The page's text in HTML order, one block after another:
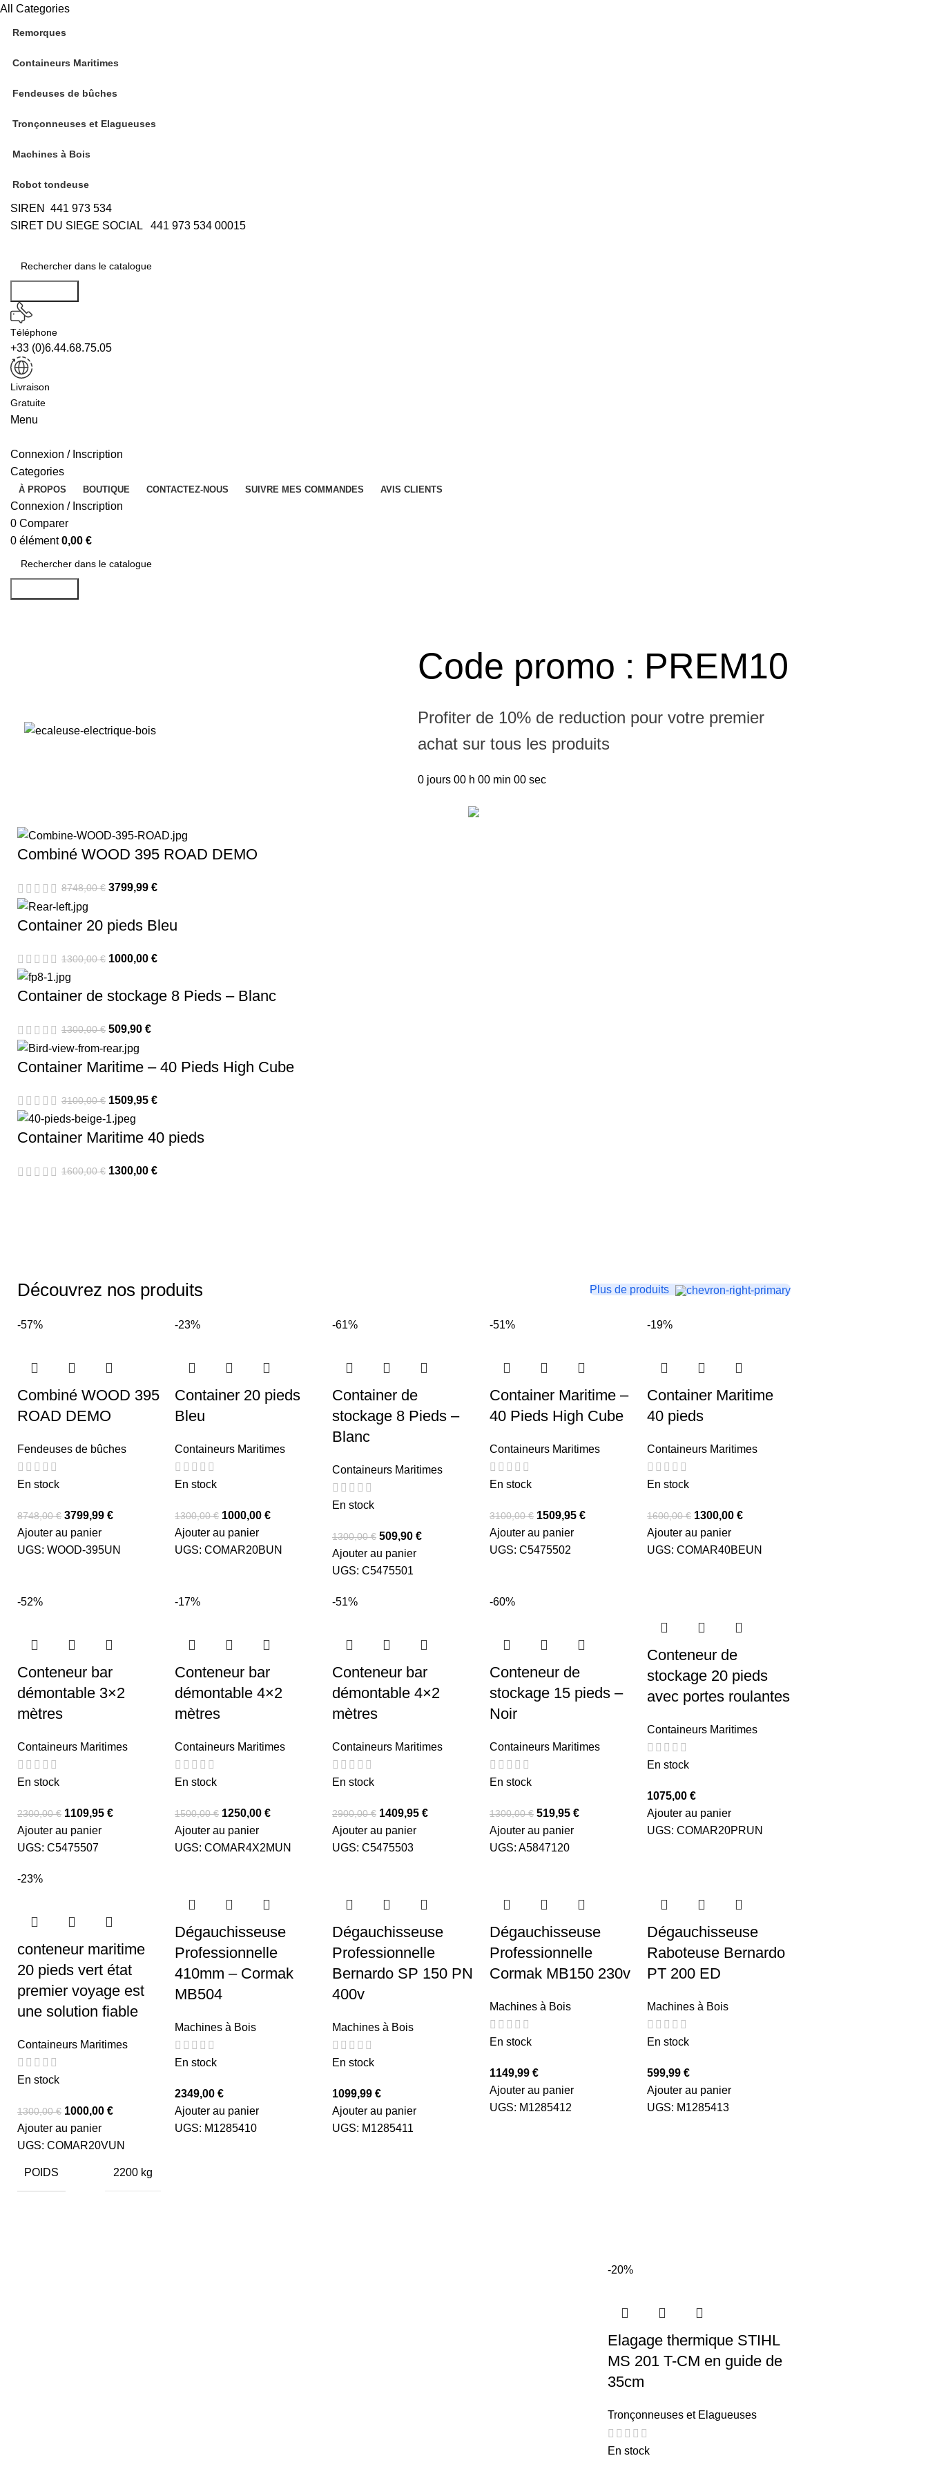
All Categories
Remorques
Containeurs Maritimes
Fendeuses de bûches
Tronçonneuses et Elagueuses
Machines à Bois
Robot tondeuse
SIREN 441 973 534
SIRET DU SIEGE SOCIAL 441 973 534 00015
Téléphone
+33 (0)6.44.68.75.05
Livraison
Gratuite
Menu
Connexion / Inscription
Categories
À PROPOS BOUTIQUE CONTACTEZ-NOUS SUIVRE MES COMMANDES AVIS CLIENTS
Connexion / Inscription
0 Comparer
0 élément 0,00 €
Code promo : PREM10
Profiter de 10% de reduction pour votre premier
achat sur tous les produits
0 jours00 h00 min00sec
Combiné WOOD 395 ROAD DEMO
8748,00€ 3799,99€
Container 20 pieds Bleu
1300,00€ 1000,00€
Container de stockage 8 Pieds – Blanc
1300,00€ 509,90€
Container Maritime – 40 Pieds High Cube
3100,00€ 1509,95€
Container Maritime 40 pieds
1600,00€ 1300,00€
Découvrez nos produits Plus de produits
-57%
Combiné WOOD 395
ROAD DEMO
Fendeuses de bûches
En stock
8748,00€ 3799,99 €
Ajouter au panier
UGS: WOOD-395UN
-23%
Container 20 pieds
Bleu
Containeurs Maritimes
En stock
1300,00€ 1000,00 €
Ajouter au panier
UGS: COMAR20BUN
-61%
Container de
stockage 8 Pieds –
Blanc
Containeurs Maritimes
En stock
1300,00€ 509,90 €
Ajouter au panier
UGS: C5475501
-51%
Container Maritime –
40 Pieds High Cube
Containeurs Maritimes
En stock
3100,00€ 1509,95 €
Ajouter au panier
UGS: C5475502
-19%
Container Maritime
40 pieds
Containeurs Maritimes
En stock
1600,00€ 1300,00 €
Ajouter au panier
UGS: COMAR40BEUN
-52%
Conteneur bar
démontable 3×2
mètres
Containeurs Maritimes
En stock
2300,00€ 1109,95 €
Ajouter au panier
UGS: C5475507
-17%
Conteneur bar
démontable 4×2
mètres
Containeurs Maritimes
En stock
1500,00€ 1250,00 €
Ajouter au panier
UGS: COMAR4X2MUN
-51%
Conteneur bar
démontable 4×2
mètres
Containeurs Maritimes
En stock
2900,00€ 1409,95 €
Ajouter au panier
UGS: C5475503
-60%
Conteneur de
stockage 15 pieds –
Noir
Containeurs Maritimes
En stock
1300,00€ 519,95 €
Ajouter au panier
UGS: A5847120
Conteneur de
stockage 20 pieds
avec portes roulantes
Containeurs Maritimes
En stock
1075,00 €
Ajouter au panier
UGS: COMAR20PRUN
-23%
conteneur maritime
20 pieds vert état
premier voyage est
une solution fiable
Containeurs Maritimes
En stock
1300,00€ 1000,00 €
Ajouter au panier
UGS: COMAR20VUN
POIDS 2200 kg
Dégauchisseuse
Professionnelle
410mm – Cormak
MB504
Machines à Bois
En stock
2349,00 €
Ajouter au panier
UGS: M1285410
Dégauchisseuse
Professionnelle
Bernardo SP 150 PN
400v
Machines à Bois
En stock
1099,99 €
Ajouter au panier
UGS: M1285411
Dégauchisseuse
Professionnelle
Cormak MB150 230v
Machines à Bois
En stock
1149,99 €
Ajouter au panier
UGS: M1285412
Dégauchisseuse
Raboteuse Bernardo
PT 200 ED
Machines à Bois
En stock
599,99 €
Ajouter au panier
UGS: M1285413
-20%
Elagage thermique STIHL
MS 201 T-CM en guide de
35cm
Tronçonneuses et Elagueuses
En stock